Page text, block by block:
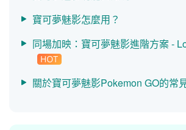
寶可夢魅影怎麼用？
同場加映：寶可夢魅影進階方案 -
關於寶可夢魅影Pokemon GO的常